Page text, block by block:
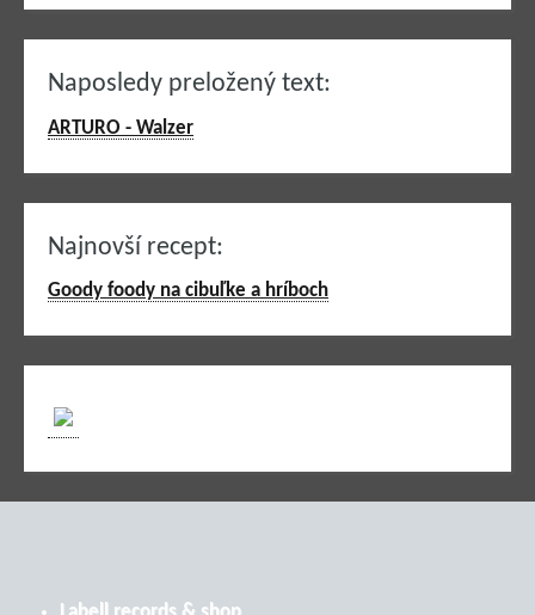
Naposledy preložený text:
ARTURO - Walzer
Najnovší recept:
Goody foody na cibuľke a hríboch